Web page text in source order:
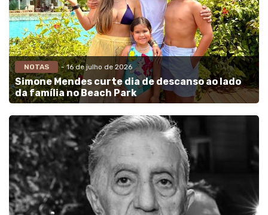
NOTAS - 16 de julho de 2026
Simone Mendes curte dia de descanso ao lado
da família no Beach Park